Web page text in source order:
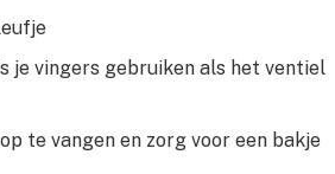
je vingers gebruiken als het ventiel
te vangen en zorg voor een bakje